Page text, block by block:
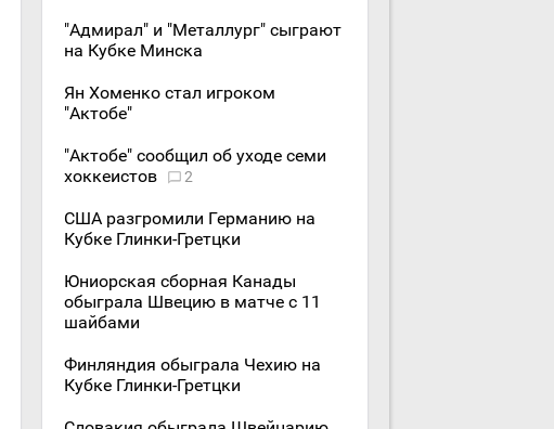
"Адмирал" и "Металлург" сыграют
на Кубке Минска
Ян Хоменко стал игроком
"Актобе"
"Актобе" сообщил об уходе семи
хоккеистов
2
США разгромили Германию на
Кубке Глинки-Гретцки
Юниорская сборная Канады
обыграла Швецию в матче с 11
шайбами
Финляндия обыграла Чехию на
Кубке Глинки-Гретцки